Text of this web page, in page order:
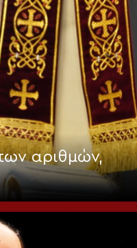
των αριθμών,